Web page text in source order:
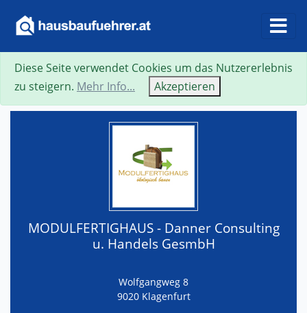
Suche Neue Suche Zurück
MODULFERTIGHAUS - Danner Consulting
u. Handels GesmbH
Wolfgangweg 8
9020 Klagenfurt
Diese Seite verwendet Cookies um das Nutzererlebnis
zu steigern. Mehr Info... Akzeptieren